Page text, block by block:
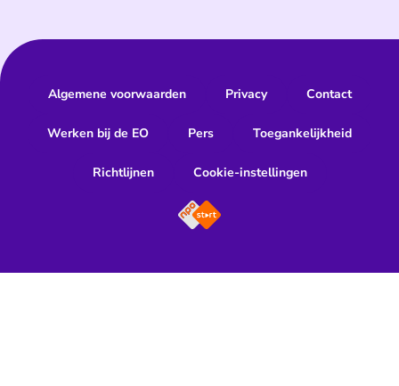
Algemene voorwaarden Privacy Contact
Werken bij de EO Pers Toegankelijkheid
Richtlijnen Cookie-instellingen